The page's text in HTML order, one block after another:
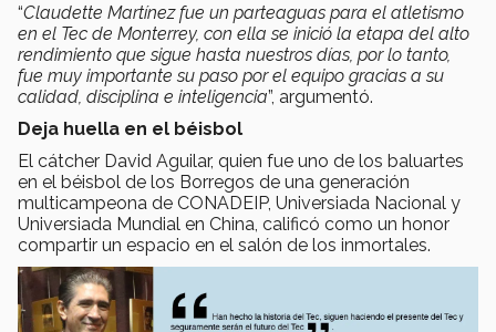
“Claudette Martínez fue un parteaguas para el atletismo
en el Tec de Monterrey, con ella se inició la etapa del alto
rendimiento que sigue hasta nuestros días, por lo tanto,
fue muy importante su paso por el equipo gracias a su
calidad, disciplina e inteligencia”, argumentó.
Deja huella en el béisbol
El cátcher David Aguilar, quien fue uno de los baluartes
en el béisbol de los Borregos de una generación
multicampeona de CONADEIP, Universiada Nacional y
Universiada Mundial en China, calificó como un honor
compartir un espacio en el salón de los inmortales.